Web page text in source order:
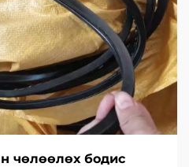
чөлөөлөх бодис